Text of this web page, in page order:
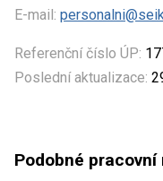
E-mail:
Referenční číslo ÚP:
Poslední aktualizace:
Podobné pracovní